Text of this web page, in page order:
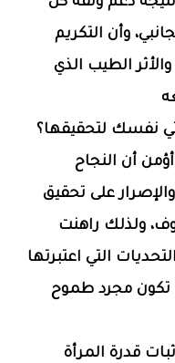
وأن التكريم
الطيب الذي
نفسك لتحقيقها؟
أن النجاح
على تحقيق
ولذلك راهنت
التي اعتبرتها
تكون مجرد طموح
قدرة المرأة